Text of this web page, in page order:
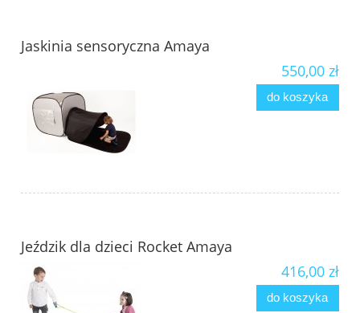
Jaskinia sensoryczna Amaya
550,00 zł
do koszyka
Jeździk dla dzieci Rocket Amaya
416,00 zł
do koszyka